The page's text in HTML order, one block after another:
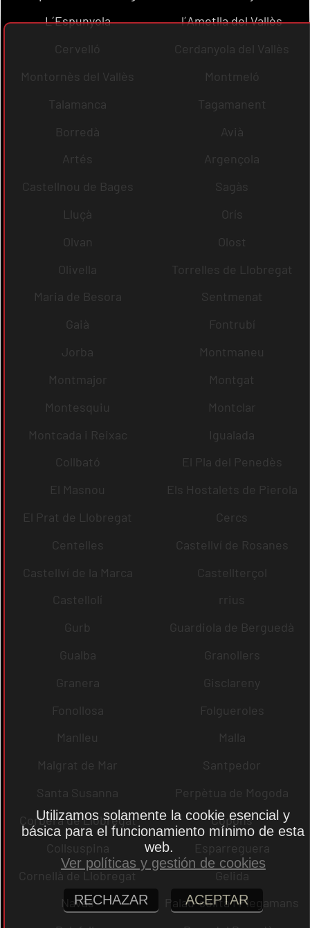
L´Espunyola
l´Ametlla del Vallès
Cervelló
Cerdanyola del Vallès
Montornès del Vallès
Montmeló
Talamanca
Tagamanent
Borredà
Avià
Artés
Argençola
Castellnou de Bages
Sagàs
Lluçà
Orís
Olvan
Olost
Olivella
Torrelles de Llobregat
Maria de Besora
Sentmenat
Gaià
Fontrubí
Jorba
Montmaneu
Montmajor
Montgat
Montesquiu
Montclar
Montcada i Reixac
Igualada
Collbató
El Pla del Penedès
El Masnou
Els Hostalets de Pierola
El Prat de Llobregat
Cercs
Centelles
Castellví de Rosanes
Castellví de la Marca
Castellterçol
Castellolí
rrius
Gurb
Guardiola de Berguedà
Gualba
Granollers
Granera
Gisclareny
Fonollosa
Folgueroles
Manlleu
Malla
Malgrat de Mar
Santpedor
Santa Susanna
Perpètua de Mogoda
Corbera de Llobregat
Copons
Collsuspina
Esparreguera
Cornellà de Llobregat
Gelida
Navas
Palau-solità i Plegamans
Utilizamos solamente la cookie esencial y
básica para el funcionamiento mínimo de esta
web.
Ver políticas y gestión de cookies
RECHAZAR ACEPTAR